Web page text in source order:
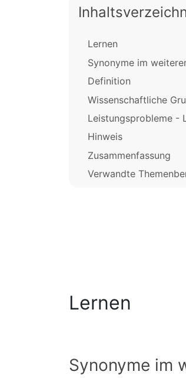
Lernen
Synonyme im
Definition
Wissenschaftliche
Leistungsprobleme -
Hinweis
Zusammenfassung
Verwandte
Lernen
Synonyme im